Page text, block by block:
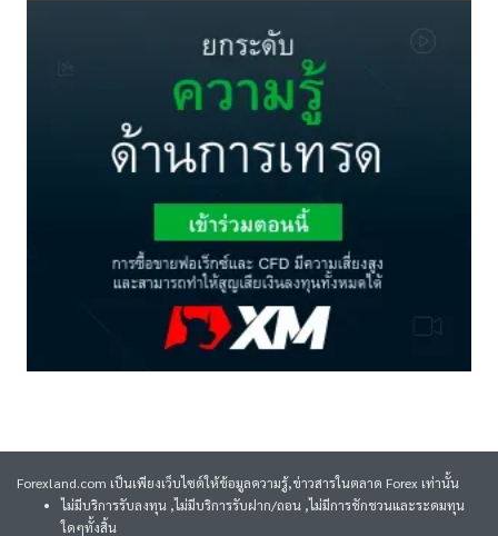
Forexland.com เป็นเพียงเว็บไซต์ให้ข้อมูลความรู้,ข่าวสารในตลาด Forex เท่านั้น
ไม่มีบริการรับลงทุน ,ไม่มีบริการรับฝาก/ถอน ,ไม่มีการชักชวนและระดมทุน
ใดๆทั้งสิ้น